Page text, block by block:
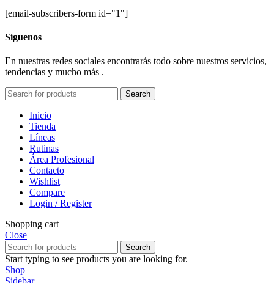
[email-subscribers-form id="1"]
Síguenos
En nuestras redes sociales encontrarás todo sobre nuestros servicios,
tendencias y mucho más .
Search
Inicio
Tienda
Líneas
Rutinas
Área Profesional
Contacto
Wishlist
Compare
Login / Register
Shopping cart
Close
Search
Start typing to see products you are looking for.
Shop